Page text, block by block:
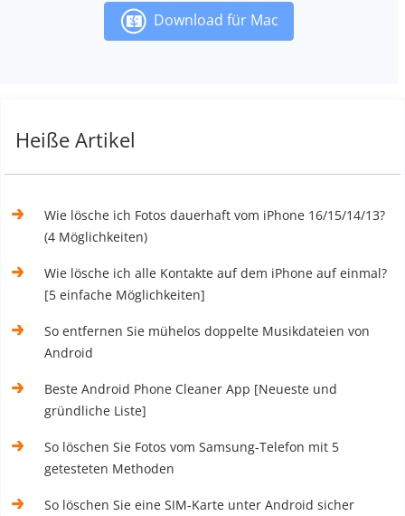
Download für Mac
Heiße Artikel
Wie lösche ich Fotos dauerhaft vom iPhone 16/15/14/13?
(4 Möglichkeiten)
Wie lösche ich alle Kontakte auf dem iPhone auf einmal?
[5 einfache Möglichkeiten]
So entfernen Sie mühelos doppelte Musikdateien von
Android
Beste Android Phone Cleaner App [Neueste und
gründliche Liste]
So löschen Sie Fotos vom Samsung-Telefon mit 5
getesteten Methoden
So löschen Sie eine SIM-Karte unter Android sicher